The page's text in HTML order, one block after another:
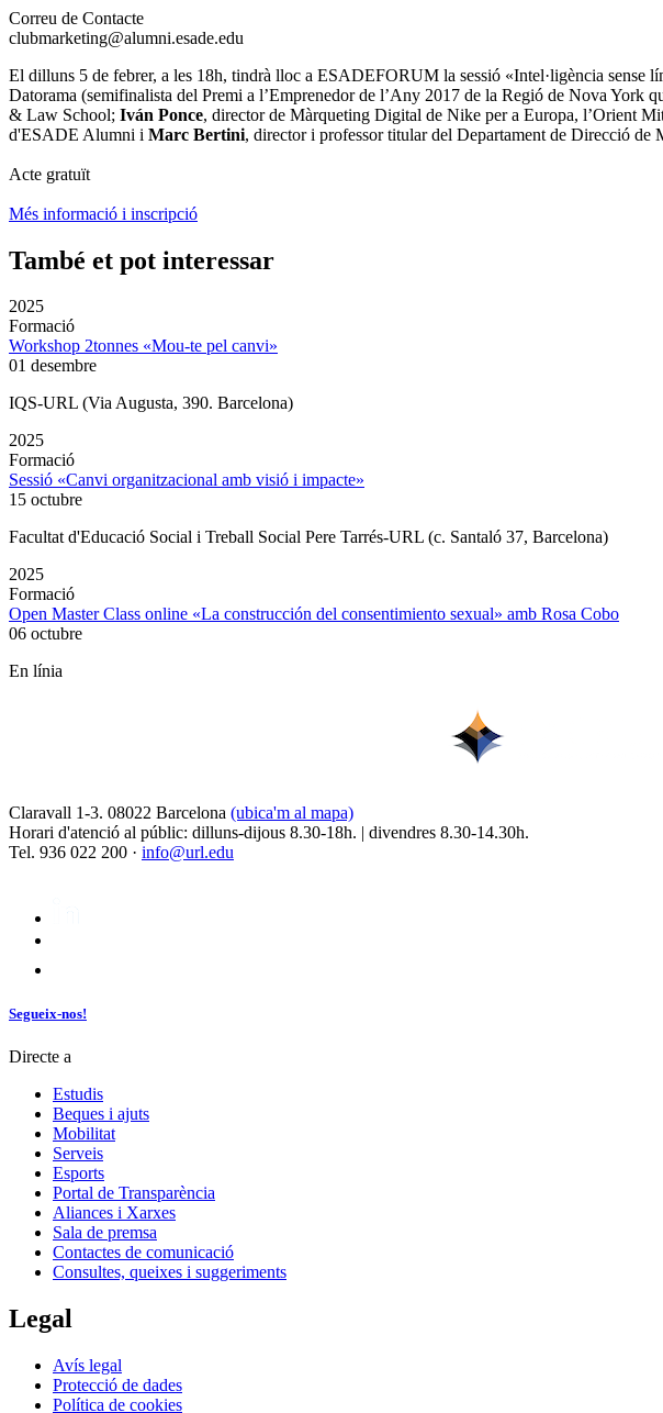
Correu de Contacte
clubmarketing@alumni.esade.edu
El dilluns 5 de febrer, a les 18h, tindrà lloc a ESADEFORUM la sessió «Intel·ligència sense
Datorama (semifinalista del Premi a l’Emprenedor de l’Any 2017 de la Regió de Nova York
& Law School; Iván Ponce, director de Màrqueting Digital de Nike per a Europa, l’Orient
d'ESADE Alumni i Marc Bertini, director i professor titular del Departament de Direcció de
Acte gratuït
Més informació i inscripció
També et pot interessar
2025
Formació
Workshop 2tonnes «Mou-te pel canvi»
01 desembre
IQS-URL (Via Augusta, 390. Barcelona)
2025
Formació
Sessió «Canvi organitzacional amb visió i impacte»
15 octubre
Facultat d'Educació Social i Treball Social Pere Tarrés-URL (c. Santaló 37, Barcelona)
2025
Formació
Open Master Class online «La construcción del consentimiento sexual» amb Rosa Cobo
06 octubre
En línia
Claravall 1-3. 08022 Barcelona (ubica'm al mapa)
Horari d'atenció al públic: dilluns-dijous 8.30-18h. | divendres 8.30-14.30h.
Tel. 936 022 200 · info@url.edu
Segueix-nos!
Directe a
Estudis
Beques i ajuts
Mobilitat
Serveis
Esports
Portal de Transparència
Aliances i Xarxes
Sala de premsa
Contactes de comunicació
Consultes, queixes i suggeriments
Legal
Avís legal
Protecció de dades
Política de cookies